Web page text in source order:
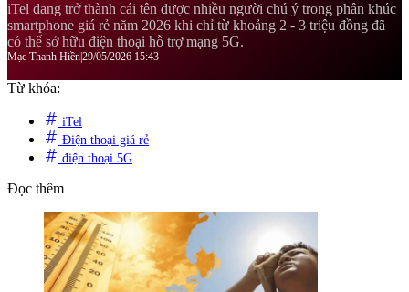
iTel đang trở thành cái tên được nhiều người chú ý trong phân khúc
smartphone giá rẻ năm 2026 khi chỉ từ khoảng 2 - 3 triệu đồng đã
có thể sở hữu điện thoại hỗ trợ mạng 5G.
Mạc Thanh Hiền29/05/2026 15:43
Từ khóa:
iTel
Điện thoại giá rẻ
điện thoại 5G
Đọc thêm